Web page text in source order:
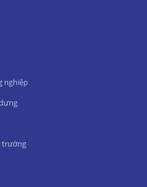
nghiệp
trường